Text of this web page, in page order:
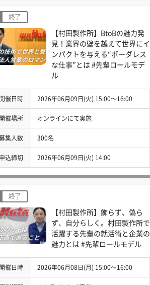
終了
【村田製作所】BtoBの魅力発
見！業界の壁を越えて世界にイ
ンパクトを与える“ボーダレス
な仕事”とは #先輩ロールモデ
ル
開催日時 2026年06月09日(火) 15:00〜16:00
開催場所 オンラインにて実施
集人数 300名
申込締切 2026年06月09日(火) 14:00
終了
【村田製作所】飾らず、偽ら
ず、自分らしく。村田製作所で
活躍する先輩の就活術と企業の
魅力とは #先輩ロールモデル
開催日時 2026年06月08日(月) 15:00〜16:00